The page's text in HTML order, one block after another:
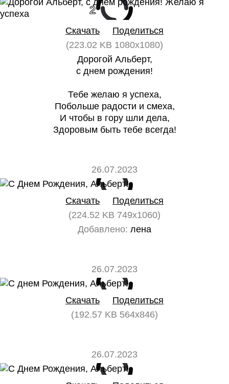
2 0
Скачать
Поделиться
(223.02 KB 1080x1080)
Дорогой Альберт,
с днем рождения!
Тебе желаю я успеха,
Побольше радости и смеха,
И чтобы в гору шли дела,
Здоровым быть тебе всегда!
26.07.2023
0
Скачать
Поделиться
(224.52 KB 749x1060)
Добавлено: лена
26.07.2023
0
Скачать
Поделиться
(192.57 KB 564x846)
26.07.2023
0